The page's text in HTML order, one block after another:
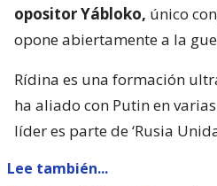
opositor Yábloko, único
opone abiertamente a la
Rídina es una formación
ha aliado con Putin en
líder es parte de ‘Rusia
Lee también...